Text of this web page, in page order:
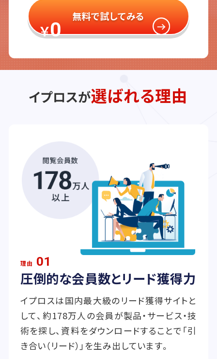
￥0
無料で試してみる
イプロスが選ばれる理由
理由 01
圧倒的な会員数とリード獲得力
イプロスは国内最大級のリード獲得サイトと
して、約178万人の会員が製品・サービス・技
術を探し、資料をダウンロードすることで「引
き合い（リード）」を生み出しています。